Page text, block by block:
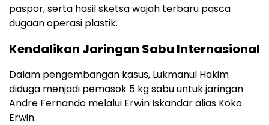
paspor, serta hasil sketsa wajah terbaru pasca
dugaan operasi plastik.
Kendalikan Jaringan Sabu Internasional
Dalam pengembangan kasus, Lukmanul Hakim
diduga menjadi pemasok 5 kg sabu untuk jaringan
Andre Fernando melalui Erwin Iskandar alias Koko
Erwin.